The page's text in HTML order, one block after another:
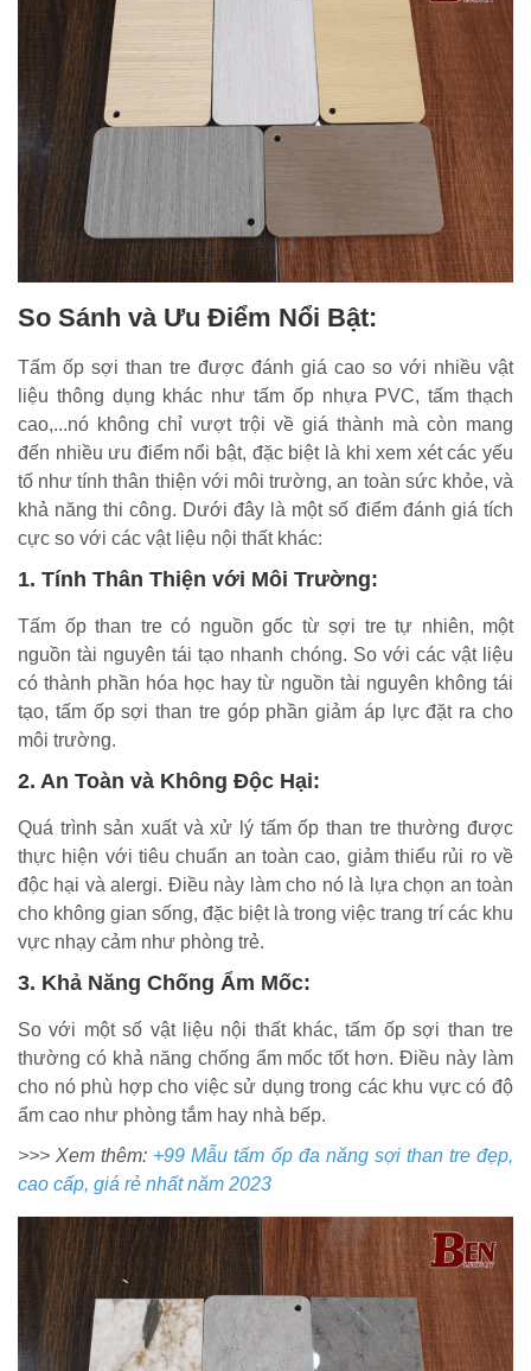
So Sánh và Ưu Điểm Nổi Bật:
Tấm ốp sợi than tre được đánh giá cao so với nhiều vật
liệu thông dụng khác như tấm ốp nhựa PVC, tấm thạch
cao,...nó không chỉ vượt trội về giá thành mà còn mang
đến nhiều ưu điểm nổi bật, đặc biệt là khi xem xét các yếu
tố như tính thân thiện với môi trường, an toàn sức khỏe, và
khả năng thi công. Dưới đây là một số điểm đánh giá tích
cực so với các vật liệu nội thất khác:
1. Tính Thân Thiện với Môi Trường:
Tấm ốp than tre có nguồn gốc từ sợi tre tự nhiên, một
nguồn tài nguyên tái tạo nhanh chóng. So với các vật liệu
có thành phần hóa học hay từ nguồn tài nguyên không tái
tạo, tấm ốp sợi than tre góp phần giảm áp lực đặt ra cho
môi trường.
2. An Toàn và Không Độc Hại:
Quá trình sản xuất và xử lý tấm ốp than tre thường được
thực hiện với tiêu chuẩn an toàn cao, giảm thiểu rủi ro về
độc hại và alergi. Điều này làm cho nó là lựa chọn an toàn
cho không gian sống, đặc biệt là trong việc trang trí các khu
vực nhạy cảm như phòng trẻ.
3. Khả Năng Chống Ẩm Mốc:
So với một số vật liệu nội thất khác, tấm ốp sợi than tre
thường có khả năng chống ẩm mốc tốt hơn. Điều này làm
cho nó phù hợp cho việc sử dụng trong các khu vực có độ
ẩm cao như phòng tắm hay nhà bếp.
>>> Xem thêm: +99 Mẫu tấm ốp đa năng sợi than tre đẹp,
cao cấp, giá rẻ nhất năm 2023